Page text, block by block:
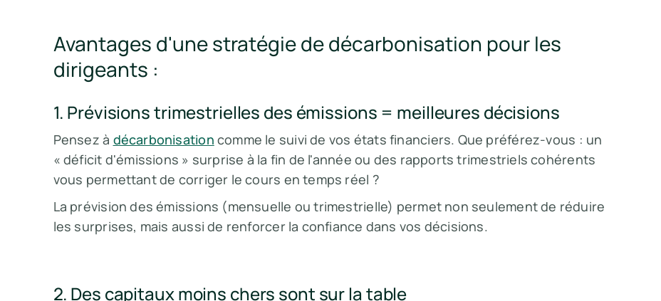
Avantages d'une stratégie de décarbonisation pour les
dirigeants :
1. Prévisions trimestrielles des émissions = meilleures décisions
Pensez à décarbonisation comme le suivi de vos états financiers. Que préférez-vous : un
« déficit d'émissions » surprise à la fin de l'année ou des rapports trimestriels cohérents
vous permettant de corriger le cours en temps réel ?
La prévision des émissions (mensuelle ou trimestrielle) permet non seulement de réduire
les surprises, mais aussi de renforcer la confiance dans vos décisions.
2. Des capitaux moins chers sont sur la table